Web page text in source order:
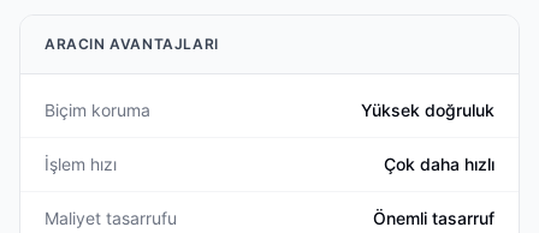
ARACIN AVANTAJLARI
Biçim koruma Yüksek doğruluk
İşlem hızı Çok daha hızlı
Maliyet tasarrufu Önemli tasarruf